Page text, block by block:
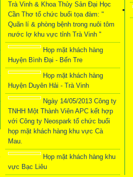
Trà Vinh & Khoa Thủy Sản Đại Học
Cần Thơ tổ chức buổi tọa đàm: "
Quãn lí & phòng bệnh trong nuôi tôm
nước lợ khu vực tỉnh Trà Vinh "
Họp mặt khách hàng
Huyện Bình Đại - Bến Tre
Họp mặt khách hàng
Huyện Duyên Hải - Trà Vinh
Ngày 14/05/2013 Công ty
TNHH Một Thành Viên APC kết hợp
với Công ty Neospark tổ chức buổi
họp mặt khách hàng khu vực Cà
Mau.
Họp mặt khách hàng khu
vực Bạc Liêu